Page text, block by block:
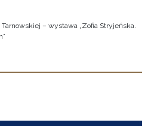
– wystawa „Zofia Stryjeńska.